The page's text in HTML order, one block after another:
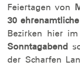
Feiertagen von
30
Bezirken hier
Sonntagabend
der Scharfen